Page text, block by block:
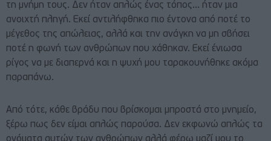
τη μνήμη τους. Δεν ήταν απλώς ένας τόπος… ήταν μια
ανοιχτή πληγή. Εκεί αντιλήφθηκα πιο έντονα από ποτέ το
μέγεθος της απώλειας, αλλά και την ανάγκη να μη σβήσει
ποτέ η φωνή των ανθρώπων που χάθηκαν. Εκεί ένιωσα
ρίγος να με διαπερνά και η ψυχή μου ταρακουνήθηκε ακόμα
παραπάνω.
Από τότε, κάθε βράδυ που βρίσκομαι μπροστά στο μνημείο,
ξέρω πως δεν είμαι απλώς παρούσα. Δεν εκφωνώ απλώς τα